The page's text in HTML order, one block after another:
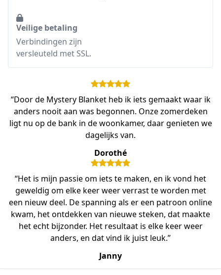
Veilige betaling
Verbindingen zijn
versleuteld met SSL.
“Door de Mystery Blanket heb ik iets gemaakt waar ik
anders nooit aan was begonnen. Onze zomerdeken
ligt nu op de bank in de woonkamer, daar genieten we
dagelijks van.
Dorothé
“Het is mijn passie om iets te maken, en ik vond het
geweldig om elke keer weer verrast te worden met
een nieuw deel. De spanning als er een patroon online
kwam, het ontdekken van nieuwe steken, dat maakte
het echt bijzonder. Het resultaat is elke keer weer
anders, en dat vind ik juist leuk.”
Janny